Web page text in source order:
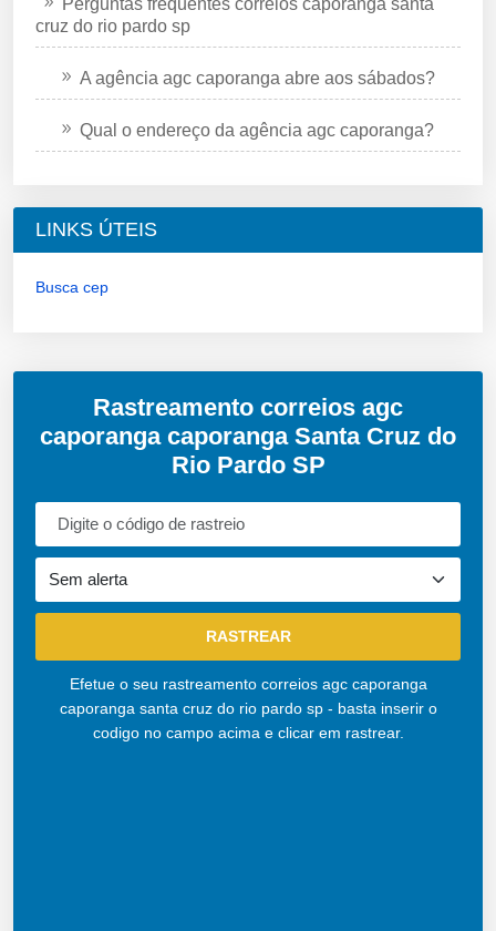
Perguntas frequentes correios caporanga santa
cruz do rio pardo sp
A agência agc caporanga abre aos sábados?
Qual o endereço da agência agc caporanga?
LINKS ÚTEIS
Busca cep
Rastreamento correios agc
caporanga caporanga Santa Cruz do
Rio Pardo SP
Efetue o seu rastreamento correios agc caporanga
caporanga santa cruz do rio pardo sp - basta inserir o
codigo no campo acima e clicar em rastrear.